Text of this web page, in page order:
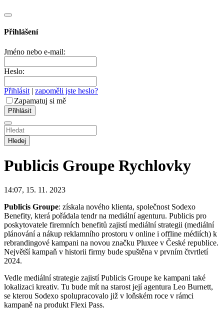
Přihlášení
Jméno nebo e-mail:
Heslo:
Přihlásit | zapoměli jste heslo?
Zapamatuj si mě
Hledej
Publicis Groupe Rychlovky
14:07, 15. 11. 2023
Publicis Groupe: získala nového klienta, společnost Sodexo
Benefity, která pořádala tendr na mediální agenturu. Publicis pro
poskytovatele firemních benefitů zajistí mediální strategii (mediální
plánování a nákup reklamního prostoru v online i offline médiích) k
rebrandingové kampani na novou značku Pluxee v České republice.
Největší kampaň v historii firmy bude spuštěna v prvním čtvrtletí
2024.
Vedle mediální strategie zajistí Publicis Groupe ke kampani také
lokalizaci kreativ. Tu bude mít na starost její agentura Leo Burnett,
se kterou Sodexo spolupracovalo již v loňském roce v rámci
kampaně na produkt Flexi Pass.